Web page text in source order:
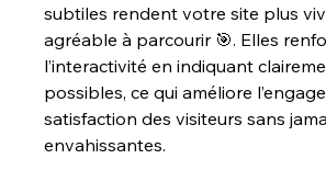
subtiles rendent votre site plus
agréable à parcourir 🎯. Elles
l’interactivité en indiquant
possibles, ce qui améliore
satisfaction des visiteurs sans
envahissantes.